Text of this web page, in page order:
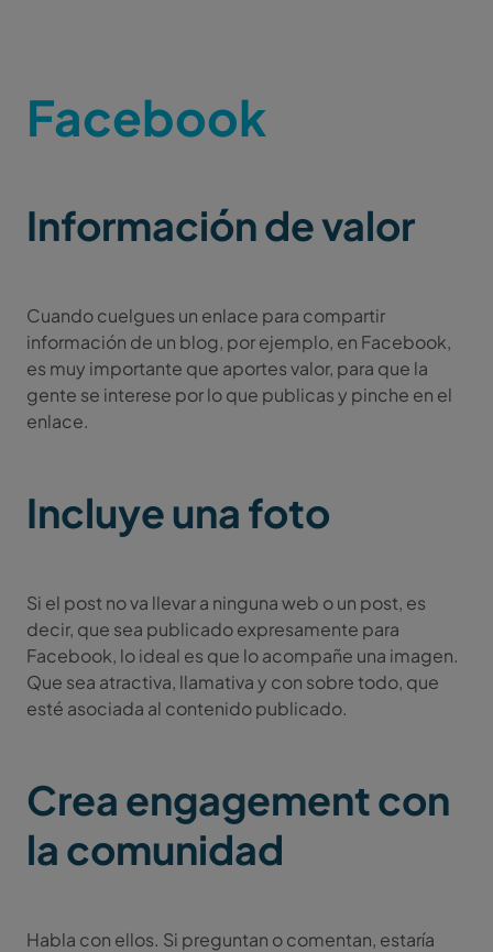
Facebook
Información de valor
Cuando cuelgues un enlace para compartir
información de un blog, por ejemplo, en Facebook,
es muy importante que aportes valor, para que la
gente se interese por lo que publicas y pinche en el
enlace.
Incluye una foto
Si el post no va llevar a ninguna web o un post, es
decir, que sea publicado expresamente para
Facebook, lo ideal es que lo acompañe una imagen.
Que sea atractiva, llamativa y con sobre todo, que
esté asociada al contenido publicado.
Crea engagement con
la comunidad
Habla con ellos. Si preguntan o comentan, estaría